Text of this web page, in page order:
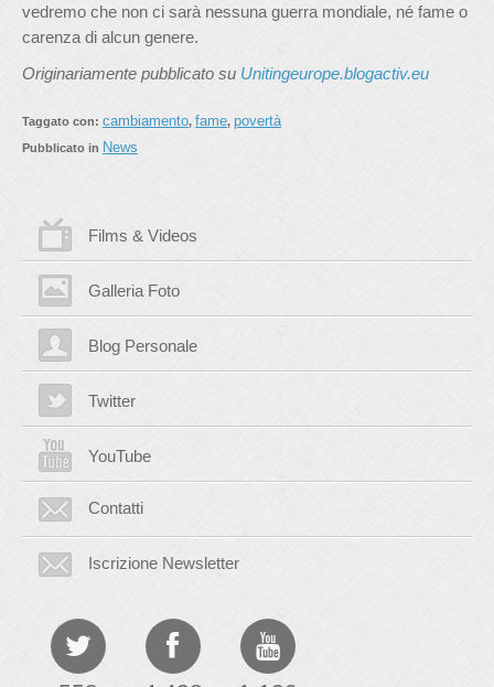
vedremo che non ci sarà nessuna guerra mondiale, né fame o
carenza di alcun genere.
Originariamente pubblicato su Unitingeurope.blogactiv.eu
Taggato con: cambiamento, fame, povertà
Pubblicato in News
Films & Videos
Galleria Foto
Blog Personale
Twitter
YouTube
Contatti
Iscrizione Newsletter